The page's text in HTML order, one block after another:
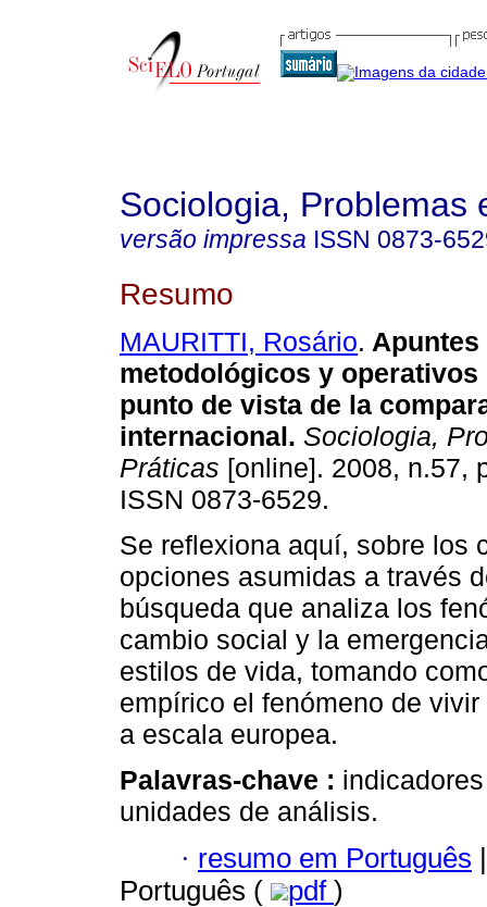
Sociologia, Problemas
versão impressa ISSN 0873-
Resumo
MAURITTI, Rosário. Apuntes
metodológicos y operativos
punto de vista de la
internacional. Sociologia,
Práticas [online]. 2008, n.57,
ISSN 0873-6529.
Se reflexiona aquí, sobre los
opciones asumidas a través
búsqueda que analiza los
cambio social y la
estilos de vida, tomando
empírico el fenómeno de
a escala europea.
Palavras-chave :
unidades de análisis.
· resumo em Português |
Português (
pdf )